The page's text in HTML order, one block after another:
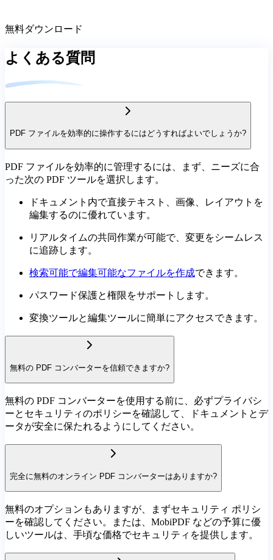
無料ダウンロード
よくある質問
PDF ファイルを効率的に操作するにはどうすればよいでしょうか?
PDF ファイルを効率的に管理するには、まず、ニーズに合
った次の PDF ツールを選択します。
ドキュメント内で直接テキスト、画像、レイアウトを
編集するのに優れています。
リアルタイムの共同作業が可能で、変更をシームレス
に追跡します。
検索可能で編集可能なファイルを作成できます。
パスワード保護と権限をサポートします。
変換ツールと編集ツールに簡単にアクセスできます。
無料の PDF コンバーターを信頼できますか?
無料の PDF コンバーターを使用する前に、必ずプライバシ
ーとセキュリティのポリシーを確認して、ドキュメントとデ
ータが安全に保たれるようにしてください。
完全に無料のオンライン PDF コンバーターはありますか?
無料のオプションもありますが、まずセキュリティ ポリシ
ーを確認してください。または、MobiPDF などの予算に優
しいツールは、手頃な価格でセキュリティを提供します。